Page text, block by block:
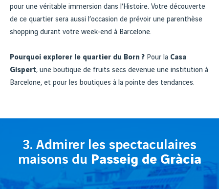
pour une véritable immersion dans l’Histoire. Votre découverte
de ce quartier sera aussi l’occasion de prévoir une parenthèse
shopping durant votre week-end à Barcelone.
Pourquoi explorer le quartier du Born ? Pour la Casa
Gispert, une boutique de fruits secs devenue une institution à
Barcelone, et pour les boutiques à la pointe des tendances.
3. Admirer les spectaculaires
maisons du Passeig de Gràcia